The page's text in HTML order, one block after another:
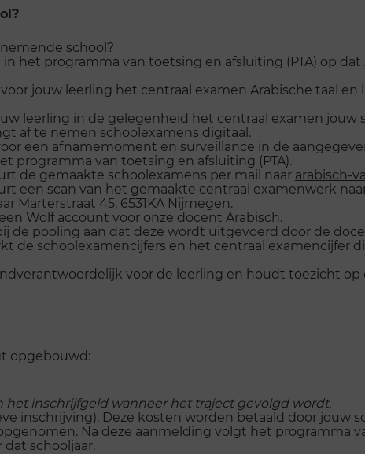
school?
het programma van toetsing en afsluiting (PTA) op dat
jouw leerling het centraal examen Arabische taal en
leerling in de gelegenheid het centraal examen jouw
af te nemen schoolexamens digitaal.
een afnamemoment en surveillance in de
programma van toetsing en afsluiting (PTA).
de gemaakte schoolexamens per mail naar arabisch-
een scan van het gemaakte centraal examenwerk
Marterstraat 45, 6531KA Nijmegen.
Wolf account voor onze docent Arabisch.
de pooling aan dat deze wordt uitgevoerd door de
de schoolexamencijfers en het centraal examencijfer
voor de leerling en houdt toezicht
opgebouwd:
inschrijfgeld wanneer het traject gevolgd wordt.
inschrijving). Deze kosten worden betaald door jouw
Na deze aanmelding volgt het programma
schooljaar.